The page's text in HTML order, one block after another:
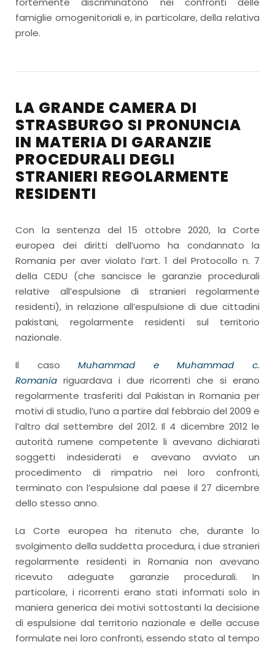
famiglie omogenitoriali e, in particolare, della relativa
prole.
LA GRANDE CAMERA DI
STRASBURGO SI PRONUNCIA
IN MATERIA DI GARANZIE
PROCEDURALI DEGLI
STRANIERI REGOLARMENTE
RESIDENTI
Con la sentenza del 15 ottobre 2020, la Corte
europea dei diritti dell’uomo ha condannato la
Romania per aver violato l’art. 1 del Protocollo n. 7
della CEDU (che sancisce le garanzie procedurali
relative all’espulsione di stranieri regolarmente
residenti), in relazione all’espulsione di due cittadini
pakistani, regolarmente residenti sul territorio
nazionale.
Il casoMuhammad e Muhammad c.
Romania riguardava i due ricorrenti che si erano
regolarmente trasferiti dal Pakistan in Romania per
motivi di studio, l’uno a partire dal febbraio del 2009 e
l’altro dal settembre del 2012. Il 4 dicembre 2012 le
autorità rumene competente li avevano dichiarati
soggetti indesiderati e avevano avviato un
procedimento di rimpatrio nei loro confronti,
terminato con l’espulsione dal paese il 27 dicembre
dello stesso anno.
La Corte europea ha ritenuto che, durante lo
svolgimento della suddetta procedura, i due stranieri
regolarmente residenti in Romania non avevano
ricevuto adeguate garanzie procedurali. In
particolare, i ricorrenti erano stati informati solo in
maniera generica dei motivi sottostanti la decisione
di espulsione dal territorio nazionale e delle accuse
formulate nei loro confronti, essendo stato al tempo